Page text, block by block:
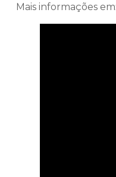
Mais informações